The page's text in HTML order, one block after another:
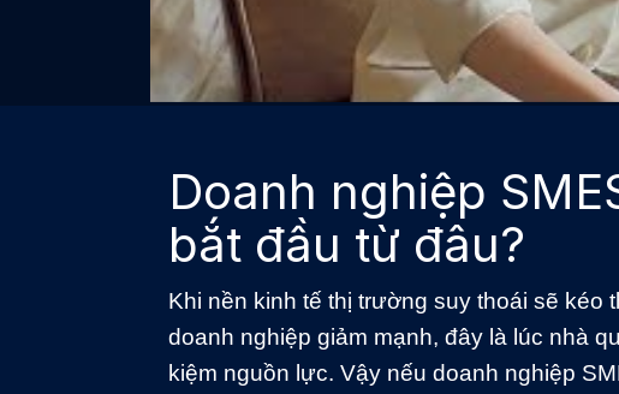
Doanh nghiệp
bắt đầu từ đâu?
Khi nền kinh tế thị trường suy thoái sẽ kéo
doanh nghiệp giảm mạnh, đây là lúc nhà
kiệm nguồn lực. Vậy nếu doanh nghiệp